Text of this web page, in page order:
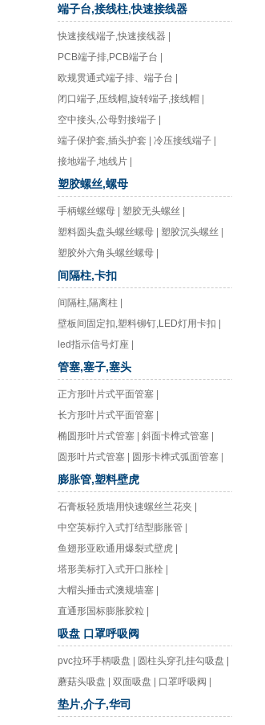
端子台,接线柱,快速接线器
快速接线端子,快速接线器
PCB端子排,PCB端子台
欧规贯通式端子排、端子台
闭口端子,压线帽,旋转端子,接线帽
空中接头,公母對接端子
端子保护套,插头护套
冷压接线端子
接地端子,地线片
塑胶螺丝,螺母
手柄螺丝螺母 塑胶无头螺丝
塑料圆头盘头螺丝螺母
塑胶沉头螺丝
塑胶外六角头螺丝螺母
间隔柱,卡扣
间隔柱,隔离柱
壁板间固定扣,塑料铆钉,LED灯用卡扣
led指示信号灯座
管塞,塞子,塞头
正方形叶片式平面管塞
长方形叶片式平面管塞
椭圆形叶片式管塞
斜面卡榫式管塞
圆形叶片式管塞
圆形卡榫式弧面管塞
膨胀管,塑料壁虎
石膏板轻质墙用快速螺丝兰花夹
中空英标拧入式打结型膨胀管
鱼翅形亚欧通用爆裂式壁虎
塔形美标打入式开口胀栓
大帽头捶击式澳规墙塞
直通形国标膨胀胶粒
吸盘 口罩呼吸阀
pvc拉环手柄吸盘 圆柱头穿孔挂勾吸盘
蘑菇头吸盘
双面吸盘 口罩呼吸阀
垫片,介子,华司